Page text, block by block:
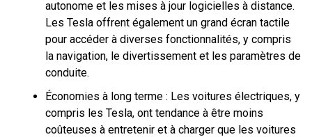
autonome et les mises à jour logicielles à distance.
Les Tesla offrent également un grand écran tactile
pour accéder à diverses fonctionnalités, y compris
la navigation, le divertissement et les paramètres de
conduite.
Économies à long terme : Les voitures électriques, y
compris les Tesla, ont tendance à être moins
coûteuses à entretenir et à charger que les voitures